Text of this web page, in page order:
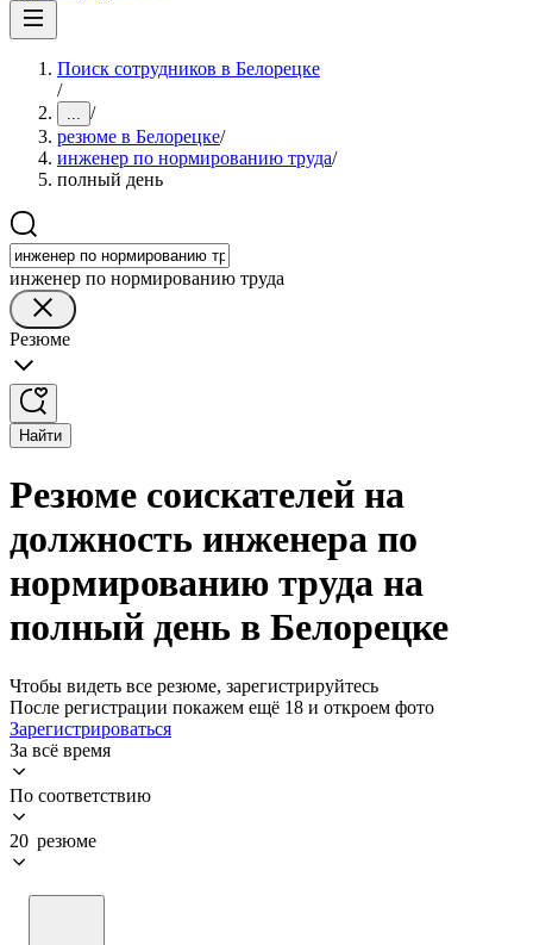
Поиск сотрудников в Белорецке
/
... /
резюме в Белорецке/
инженер по нормированию труда/
полный день
инженер по нормированию труда
Резюме
Найти
Резюме соискателей на
должность инженера по
нормированию труда на
полный день в Белорецке
Чтобы видеть все резюме, зарегистрируйтесь
После регистрации покажем ещё 18 и откроем фото
Зарегистрироваться
За всё время
По соответствию
20 резюме